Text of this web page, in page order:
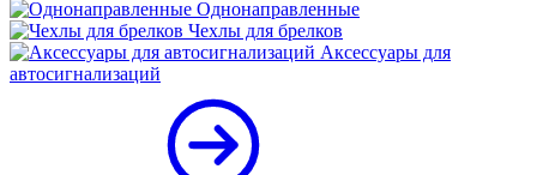
Однонаправленные
Чехлы для брелков
Аксессуары для
автосигнализаций